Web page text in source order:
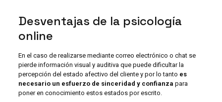
Desventajas de la psicología
online
En el caso de realizarse mediante correo electrónico o chat se
pierde información visual y auditiva que puede dificultar la
percepción del estado afectivo del cliente y por lo tanto es
necesario un esfuerzo de sinceridad y confianza para
poner en conocimiento estos estados por escrito.